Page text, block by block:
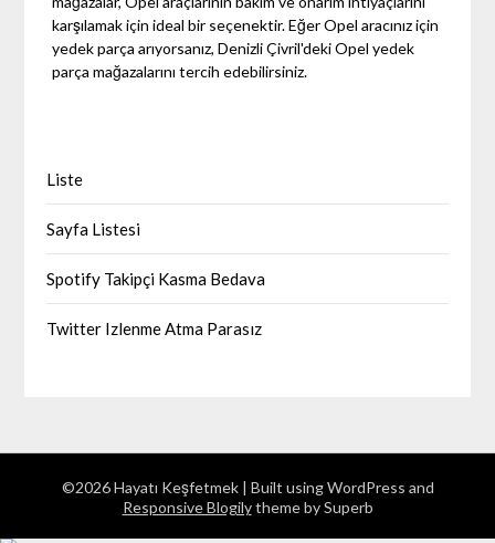
karşılamak için ideal bir seçenektir. Eğer Opel aracınız için
yedek parça arıyorsanız, Denizli Çivril'deki Opel yedek
parça mağazalarını tercih edebilirsiniz.
Liste
Sayfa Listesi
Spotify Takipçi Kasma Bedava
Twitter Izlenme Atma Parasız
©2026 Hayatı Keşfetmek | Built using WordPress and
Responsive Blogilytheme by Superb